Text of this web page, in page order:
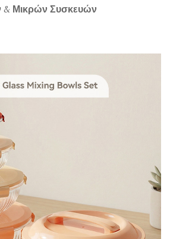
& Μικρών Συσκευών